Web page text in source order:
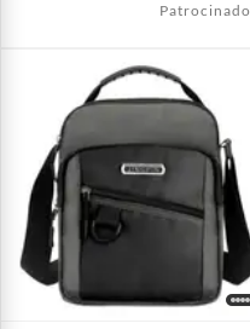
Patrocinado